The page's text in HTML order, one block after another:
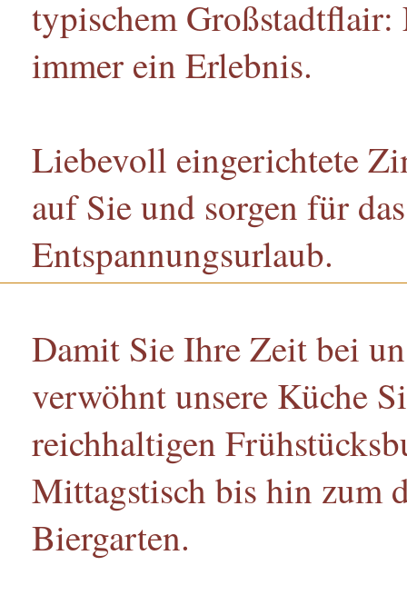
typischem Großstadtflair:
immer ein Erlebnis.
Liebevoll eingerichtete
auf Sie und sorgen für
Entspannungsurlaub.
Damit Sie Ihre Zeit bei
verwöhnt unsere Küche
reichhaltigen
Mittagstisch bis hin zum
Biergarten.